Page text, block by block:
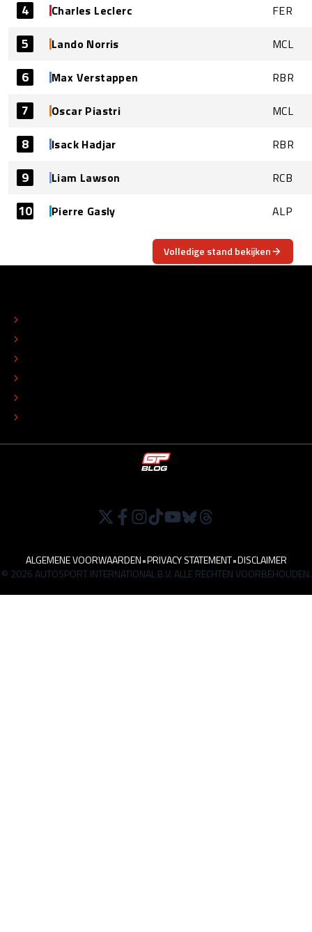
4 Charles Leclerc FER
5 Lando Norris MCL
6 Max Verstappen RBR
7 Oscar Piastri MCL
8 Isack Hadjar RBR
9 Liam Lawson RCB
10 Pierre Gasly ALP
Volledige stand bekijken
ALGEMENE VOORWAARDEN•PRIVACY STATEMENT•DISCLAIMER
© 2026 AUTOSPORT INTERNATIONAL B.V. ALLE RECHTEN VOORBEHOUDEN.